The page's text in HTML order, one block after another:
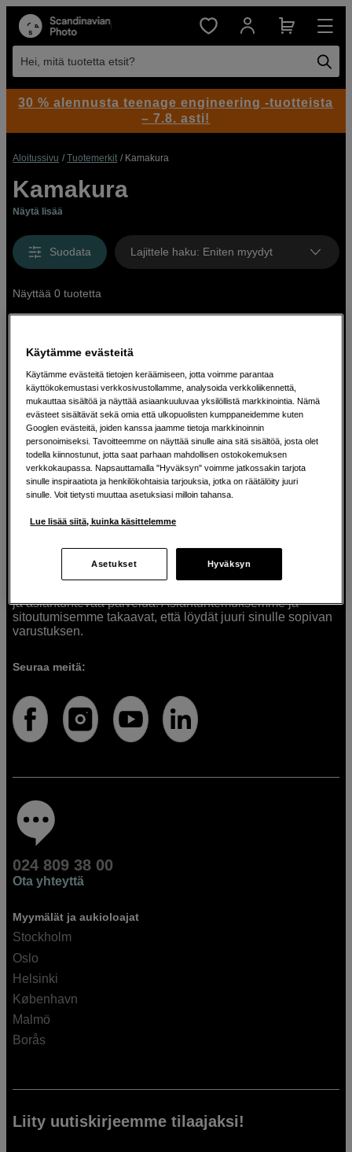
Hei, mitä tuotetta etsit?
Aloitussivu Tuotemerkit Kamakura
Kamakura
Näytä lisää
Suodata Lajittele haku: Eniten myydyt
Näyttää 0 tuotetta
Ratkaisuja luoville ihmisille jo vuodesta
1982
Olemme Scandinavian Photolla jo yli 40 vuoden ajan
auttaneet luovia ihmisiä toteuttamaan visioitaan.
Tarjoamme inspiraatiota, asiantuntemusta ja tuotteita
muun muassa valokuvauksen, äänen, videokuvauksen ja
musiikin ja taiteen harrastajia. Oikeilla työkaluilla ideat
muuttuvat todellisuudeksi. Autamme sinua valitsemaan
ja asiantuntevaa palvelua. Asiantuntemuksemme ja
sitoutumisemme takaavat, että löydät juuri sinulle sopivan
varustuksen.
Seuraa meitä:
024 809 38 00
Ota yhteyttä
Myymälät ja aukioloajat
Stockholm
Oslo
Helsinki
København
Malmö
Borås
Liity uutiskirjeemme tilaajaksi!
30 % alennusta teenage engineering -tuotteista
– 7.8. asti!
Käytämme evästeitä
Käytämme evästeitä tietojen keräämiseen, jotta voimme parantaa
käyttökokemustasi verkkosivustollamme, analysoida verkkoliikennettä,
mukauttaa sisältöä ja näyttää asiaankuuluvaa yksilöllistä markkinointia. Nämä
evästeet sisältävät sekä omia että ulkopuolisten kumppaneidemme kuten
Googlen evästeitä, joiden kanssa jaamme tietoja markkinoinnin
personoimiseksi. Tavoitteemme on näyttää sinulle aina sitä sisältöä, josta olet
todella kiinnostunut, jotta saat parhaan mahdollisen ostokokemuksen
verkkokaupassa. Napsauttamalla "Hyväksyn" voimme jatkossakin tarjota
sinulle inspiraatiota ja henkilökohtaisia tarjouksia, jotka on räätälöity juuri
sinulle. Voit tietysti muuttaa asetuksiasi milloin tahansa.
Lue lisää siitä, kuinka käsittelemme
Asetukset Hyväksyn